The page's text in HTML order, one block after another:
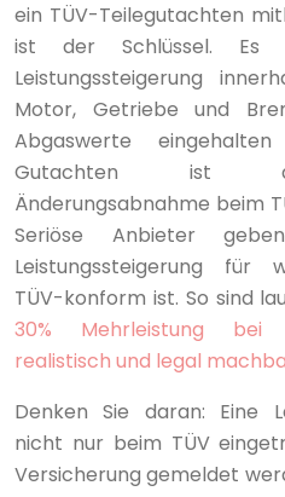
ein TÜV-Teilegutachten
ist der Schlüssel. Es
Leistungssteigerung
Motor, Getriebe und
Abgaswerte
Gutachten ist
Änderungsabnahme beim
Seriöse Anbieter
Leistungssteigerung für
TÜV-konform ist. So sind
30% Mehrleistung bei
realistisch und legal
Denken Sie daran: Eine
nicht nur beim TÜV
Versicherung gemeldet